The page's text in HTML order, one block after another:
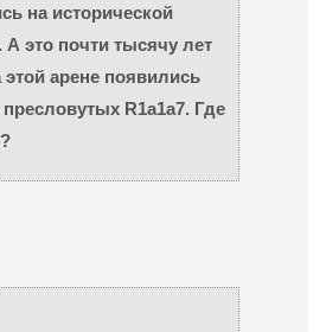
на исторической
А это почти тысячу лет
этой арене появились
R1a1a7. Где